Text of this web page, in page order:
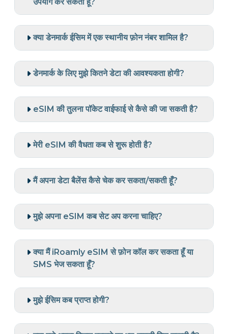
उपयोग कर सकता हूँ?
क्या डेनमार्क ईसिम में एक स्थानीय फ़ोन नंबर शामिल है?
डेनमार्क के लिए मुझे कितने डेटा की आवश्यकता होगी?
eSIM की तुलना पॉकेट वाईफाई से कैसे की जा सकती है?
मेरी eSIM की वैधता कब से शुरू होती है?
मैं अपना डेटा बैलेंस कैसे चेक कर सकता/सकती हूँ?
मुझे अपना eSIM कब सेट अप करना चाहिए?
क्या मैं iRoamly eSIM से फ़ोन कॉल कर सकता हूँ या
SMS भेज सकता हूँ?
मुझे ईसिम कब प्राप्त होगी?